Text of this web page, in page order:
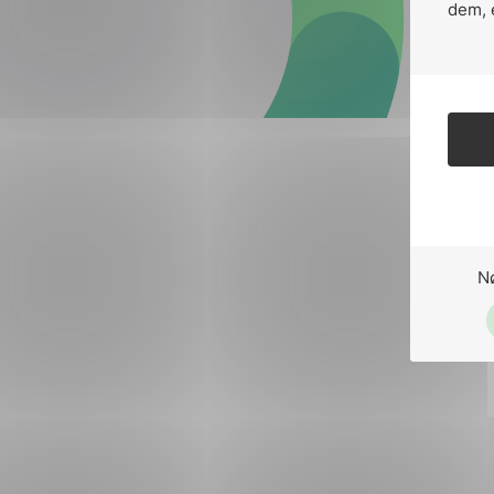
dem,
Forsvar og beredskap
Industri og automatisering
Lavspenning
Maritime elinstallasjoner